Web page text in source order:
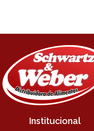
Institucional